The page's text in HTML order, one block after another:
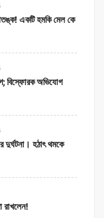
একটি হমকি মেল কে
বিস্ফোরক অভিযোগ
দুর্ঘটনা। হঠাৎ থমকে
রাখলেন!